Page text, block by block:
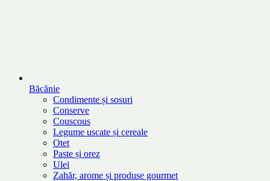
Băcănie
Condimente și sosuri
Conserve
Couscous
Legume uscate și cereale
Otet
Paste și orez
Ulei
Zahăr, arome și produse gourmet